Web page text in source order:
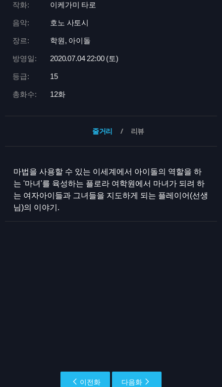
작화: 이케가미 타로
음악: 호노 사토시
장르: 학원, 아이돌
방영일: 2020.07.04 22:00 (토)
등급: 15
총화수: 12화
줄거리 리뷰
마법을 사용할 수 있는 이세계에서 아이돌의 역할을 하
는 '마녀'를 육성하는 플로라 여학원에서 마녀가 되려 하
는 여자아이들과 그녀들을 지도하게 되는 플레이어(선생
님)의 이야기.
이전화 다음화